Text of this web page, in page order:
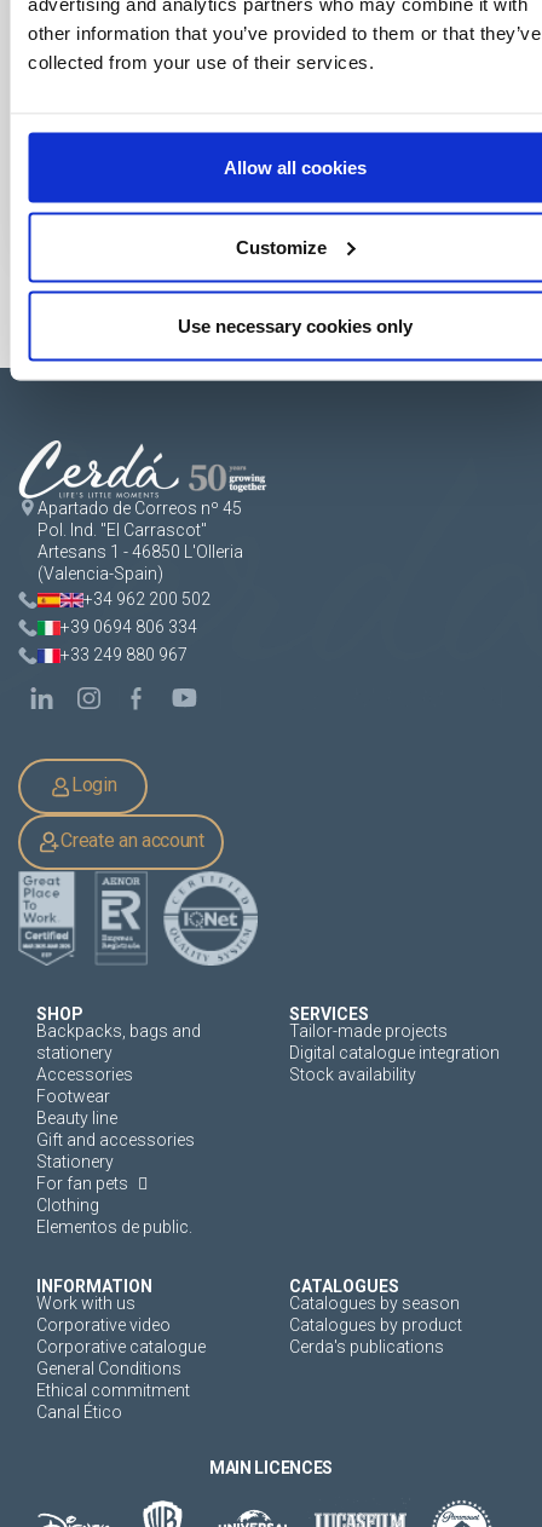
other information that you’ve provided to them or that they’ve
collected from your use of their services.
Allow all cookies
Customize
Use necessary cookies only
Apartado de Correos nº 45
Pol. Ind. "El Carrascot"
Artesans 1 - 46850 L'Olleria
(Valencia-Spain)
+34 962 200 502
+39 0694 806 334
+33 249 880 967
Login
Create an account
SHOP
Backpacks, bags and
stationery
Accessories
Footwear
Beauty line
Gift and accessories
Stationery
For fan pets
Clothing
Elementos de public.
SERVICES
Tailor-made projects
Digital catalogue integration
Stock availability
INFORMATION
Work with us
Corporative video
Corporative catalogue
General Conditions
Ethical commitment
Canal Ético
CATALOGUES
Catalogues by season
Catalogues by product
Cerda's publications
MAIN LICENCES